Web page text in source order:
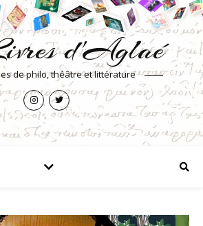
d'Aglaé
de philo, théâtre et littérature